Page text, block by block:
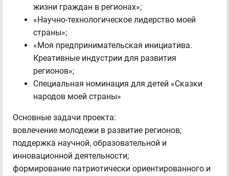
жизни граждан в регионах»;
«Научно-технологическое лидерство моей
страны»;
«Моя предпринимательская инициатива.
Креативные индустрии для развития
регионов»;
Специальная номинация для детей «Сказки
народов моей страны»
Основные задачи проекта:
вовлечение молодежи в развитие регионов;
поддержка научной, образовательной и
инновационной деятельности;
формирование патриотически ориентированного и